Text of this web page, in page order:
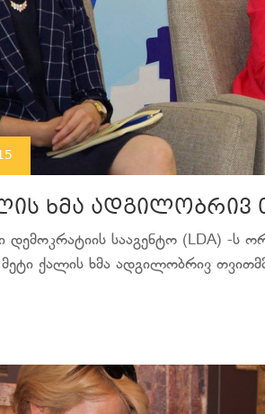
ხმა
სააგენტო (LDA) -ს
ქალის ხმა ადგილობრივ